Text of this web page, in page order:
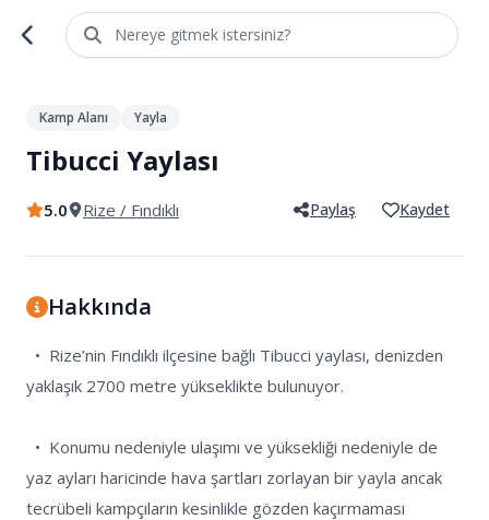
Nereye gitmek istersiniz?
/5
Kamp Alanı Yayla
Tibucci Yaylası
5.0 Rize / Fındıklı Paylaş Kaydet
Hakkında
yaklaşık 2700 metre yükseklikte bulunuyor.
yaz ayları haricinde hava şartları zorlayan bir yayla ancak
tecrübeli kampçıların kesinlikle gözden kaçırmaması